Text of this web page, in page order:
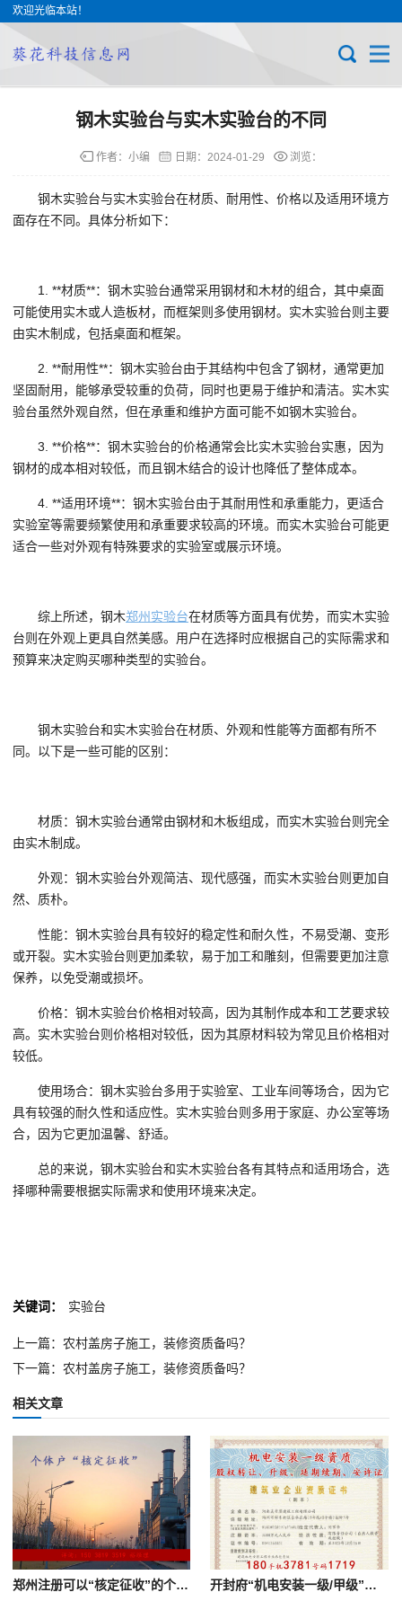
欢迎光临本站！
钢木实验台与实木实验台的不同
作者：小编 日期： 2024-01-29 浏览：
钢木实验台与实木实验台在材质、耐用性、价格以及适用环境方
面存在不同。具体分析如下：
1. **材质**：钢木实验台通常采用钢材和木材的组合，其中桌面
可能使用实木或人造板材，而框架则多使用钢材。实木实验台则主要
由实木制成，包括桌面和框架。
2. **耐用性**：钢木实验台由于其结构中包含了钢材，通常更加
坚固耐用，能够承受较重的负荷，同时也更易于维护和清洁。实木实
验台虽然外观自然，但在承重和维护方面可能不如钢木实验台。
3. **价格**：钢木实验台的价格通常会比实木实验台实惠，因为
钢材的成本相对较低，而且钢木结合的设计也降低了整体成本。
4. **适用环境**：钢木实验台由于其耐用性和承重能力，更适合
实验室等需要频繁使用和承重要求较高的环境。而实木实验台可能更
适合一些对外观有特殊要求的实验室或展示环境。
综上所述，钢木郑州实验台在材质等方面具有优势，而实木实验
台则在外观上更具自然美感。用户在选择时应根据自己的实际需求和
预算来决定购买哪种类型的实验台。
钢木实验台和实木实验台在材质、外观和性能等方面都有所不
同。以下是一些可能的区别：
材质：钢木实验台通常由钢材和木板组成，而实木实验台则完全
由实木制成。
外观：钢木实验台外观简洁、现代感强，而实木实验台则更加自
然、质朴。
性能：钢木实验台具有较好的稳定性和耐久性，不易受潮、变形
或开裂。实木实验台则更加柔软，易于加工和雕刻，但需要更加注意
保养，以免受潮或损坏。
价格：钢木实验台价格相对较高，因为其制作成本和工艺要求较
高。实木实验台则价格相对较低，因为其原材料较为常见且价格相对
较低。
使用场合：钢木实验台多用于实验室、工业车间等场合，因为它
具有较强的耐久性和适应性。实木实验台则多用于家庭、办公室等场
合，因为它更加温馨、舒适。
总的来说，钢木实验台和实木实验台各有其特点和适用场合，选
择哪种需要根据实际需求和使用环境来决定。
关键词： 实验台
上一篇：农村盖房子施工，装修资质备吗？
下一篇：农村盖房子施工，装修资质备吗？
相关文章
郑州注册可以“核定征收”的个体户裕澄 开封府“机电安装一级/甲级”资质转让包平移包变更出让公司股权，大中祥符是宋真宗年号